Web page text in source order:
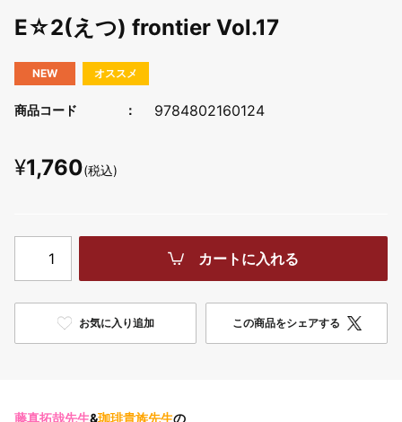
E☆2(えつ) frontier Vol.17
NEW オススメ
商品コード 9784802160124
¥1,760(税込)
カートに入れる
お気に入り追加 この商品をシェアする
藤真拓哉先生&珈琲貴族先生の